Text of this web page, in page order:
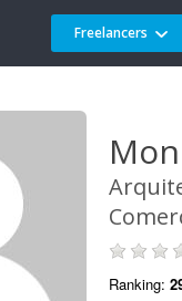
Freelancers
Ranking: